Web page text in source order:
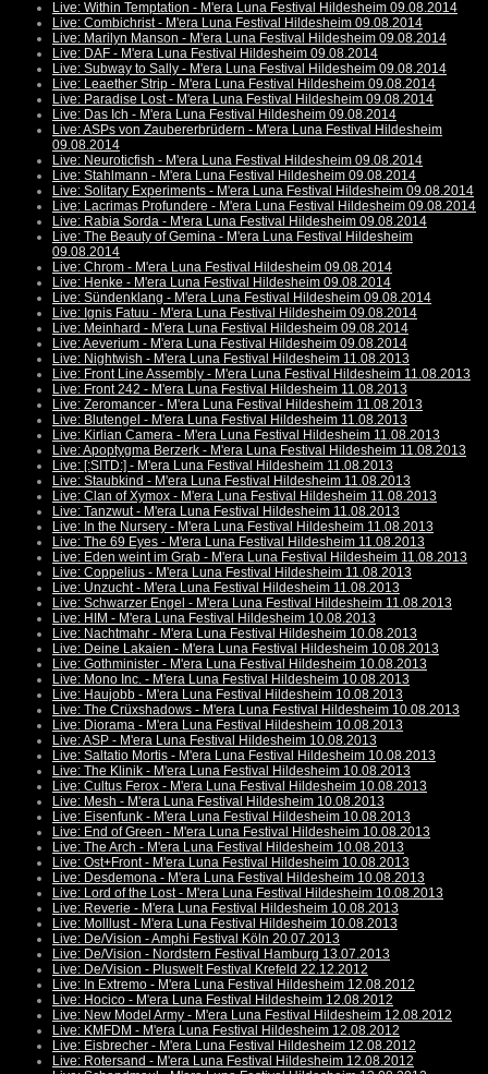
Live: Within Temptation - M'era Luna Festival Hildesheim 09.08.2014
Live: Combichrist - M'era Luna Festival Hildesheim 09.08.2014
Live: Marilyn Manson - M'era Luna Festival Hildesheim 09.08.2014
Live: DAF - M'era Luna Festival Hildesheim 09.08.2014
Live: Subway to Sally - M'era Luna Festival Hildesheim 09.08.2014
Live: Leaether Strip - M'era Luna Festival Hildesheim 09.08.2014
Live: Paradise Lost - M'era Luna Festival Hildesheim 09.08.2014
Live: Das Ich - M'era Luna Festival Hildesheim 09.08.2014
Live: ASPs von Zaubererbrüdern - M'era Luna Festival Hildesheim
09.08.2014
Live: Neuroticfish - M'era Luna Festival Hildesheim 09.08.2014
Live: Stahlmann - M'era Luna Festival Hildesheim 09.08.2014
Live: Solitary Experiments - M'era Luna Festival Hildesheim 09.08.2014
Live: Lacrimas Profundere - M'era Luna Festival Hildesheim 09.08.2014
Live: Rabia Sorda - M'era Luna Festival Hildesheim 09.08.2014
Live: The Beauty of Gemina - M'era Luna Festival Hildesheim
09.08.2014
Live: Chrom - M'era Luna Festival Hildesheim 09.08.2014
Live: Henke - M'era Luna Festival Hildesheim 09.08.2014
Live: Sündenklang - M'era Luna Festival Hildesheim 09.08.2014
Live: Ignis Fatuu - M'era Luna Festival Hildesheim 09.08.2014
Live: Meinhard - M'era Luna Festival Hildesheim 09.08.2014
Live: Aeverium - M'era Luna Festival Hildesheim 09.08.2014
Live: Nightwish - M'era Luna Festival Hildesheim 11.08.2013
Live: Front Line Assembly - M'era Luna Festival Hildesheim 11.08.2013
Live: Front 242 - M'era Luna Festival Hildesheim 11.08.2013
Live: Zeromancer - M'era Luna Festival Hildesheim 11.08.2013
Live: Blutengel - M'era Luna Festival Hildesheim 11.08.2013
Live: Kirlian Camera - M'era Luna Festival Hildesheim 11.08.2013
Live: Apoptygma Berzerk - M'era Luna Festival Hildesheim 11.08.2013
Live: [:SITD:] - M'era Luna Festival Hildesheim 11.08.2013
Live: Staubkind - M'era Luna Festival Hildesheim 11.08.2013
Live: Clan of Xymox - M'era Luna Festival Hildesheim 11.08.2013
Live: Tanzwut - M'era Luna Festival Hildesheim 11.08.2013
Live: In the Nursery - M'era Luna Festival Hildesheim 11.08.2013
Live: The 69 Eyes - M'era Luna Festival Hildesheim 11.08.2013
Live: Eden weint im Grab - M'era Luna Festival Hildesheim 11.08.2013
Live: Coppelius - M'era Luna Festival Hildesheim 11.08.2013
Live: Unzucht - M'era Luna Festival Hildesheim 11.08.2013
Live: Schwarzer Engel - M'era Luna Festival Hildesheim 11.08.2013
Live: HIM - M'era Luna Festival Hildesheim 10.08.2013
Live: Nachtmahr - M'era Luna Festival Hildesheim 10.08.2013
Live: Deine Lakaien - M'era Luna Festival Hildesheim 10.08.2013
Live: Gothminister - M'era Luna Festival Hildesheim 10.08.2013
Live: Mono Inc. - M'era Luna Festival Hildesheim 10.08.2013
Live: Haujobb - M'era Luna Festival Hildesheim 10.08.2013
Live: The Crüxshadows - M'era Luna Festival Hildesheim 10.08.2013
Live: Diorama - M'era Luna Festival Hildesheim 10.08.2013
Live: ASP - M'era Luna Festival Hildesheim 10.08.2013
Live: Saltatio Mortis - M'era Luna Festival Hildesheim 10.08.2013
Live: The Klinik - M'era Luna Festival Hildesheim 10.08.2013
Live: Cultus Ferox - M'era Luna Festival Hildesheim 10.08.2013
Live: Mesh - M'era Luna Festival Hildesheim 10.08.2013
Live: Eisenfunk - M'era Luna Festival Hildesheim 10.08.2013
Live: End of Green - M'era Luna Festival Hildesheim 10.08.2013
Live: The Arch - M'era Luna Festival Hildesheim 10.08.2013
Live: Ost+Front - M'era Luna Festival Hildesheim 10.08.2013
Live: Desdemona - M'era Luna Festival Hildesheim 10.08.2013
Live: Lord of the Lost - M'era Luna Festival Hildesheim 10.08.2013
Live: Reverie - M'era Luna Festival Hildesheim 10.08.2013
Live: Molllust - M'era Luna Festival Hildesheim 10.08.2013
Live: De/Vision - Amphi Festival Köln 20.07.2013
Live: De/Vision - Nordstern Festival Hamburg 13.07.2013
Live: De/Vision - Pluswelt Festival Krefeld 22.12.2012
Live: In Extremo - M'era Luna Festival Hildesheim 12.08.2012
Live: Hocico - M'era Luna Festival Hildesheim 12.08.2012
Live: New Model Army - M'era Luna Festival Hildesheim 12.08.2012
Live: KMFDM - M'era Luna Festival Hildesheim 12.08.2012
Live: Eisbrecher - M'era Luna Festival Hildesheim 12.08.2012
Live: Rotersand - M'era Luna Festival Hildesheim 12.08.2012